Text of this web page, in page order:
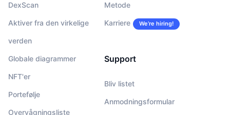
DexScan
Aktiver fra den virkelige
verden
Globale diagrammer
NFT'er
Portefølje
Overvågningsliste
Metode
Karriere We’re hiring!
Support
Bliv listet
Anmodningsformular